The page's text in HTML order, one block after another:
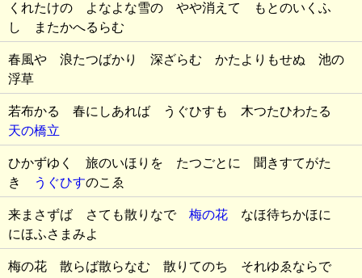
くれたけの よなよな雪の やや消えて もとのいくふ
し またかへるらむ
春風や 浪たつばかり 深ざらむ かたよりもせぬ 池の
浮草
若布かる 春にしあれば うぐひすも 木つたひわたる
天の橋立
ひかずゆく 旅のいほりを たつごとに 聞きすてがた
き
うぐひすのこゑ
来まさずば さても散りなで 梅の花 なほ待ちかほに
にほふさまみよ
梅の花 散らば散らなむ 散りてのち それゆゑならで